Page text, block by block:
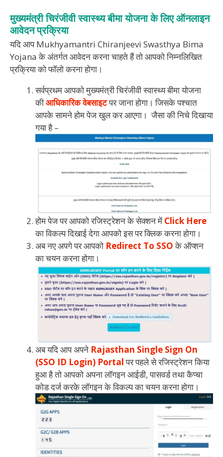
मुख्यमंत्री चिरंजीवी स्वास्थ्य बीमा योजना के लिए ऑनलाइन
आवेदन प्रक्रिया
यदि आप Mukhyamantri Chiranjeevi Swasthya Bima
Yojana के अंतर्गत आवेदन करना चाहते हैं तो आपको निम्नलिखित
प्रक्रिया को फॉलो करना होगा।
सर्वप्रथम आपको मुख्यमंत्री चिरंजीवी स्वास्थ्य बीमा योजना
कीआधिकारिक वेबसाइटपर जाना होगा। जिसके पश्चात
आपके सामने होम पेज खुल कर आएगा। जैसा की निचे दिखाया
गया है –
होम पेज पर आपको रजिस्ट्रेशन के सेक्शन में Click Here
का विकल्प दिखाई देगा आपको इस पर क्लिक करना होगा।
अब नए अपगे पर आपको Redirect To SSO के ऑप्शन
का चयन करना होगा।
अब यदि आप अपने Rajasthan Single Sign On
(SSO ID Login) Portal पर पहले से रजिस्ट्रेशन किया
हुआ है तो आपको अपना लॉगइन आईडी, पासवर्ड तथा कैप्चा
कोड दर्ज करके लॉगइन के विकल्प का चयन करना होगा।